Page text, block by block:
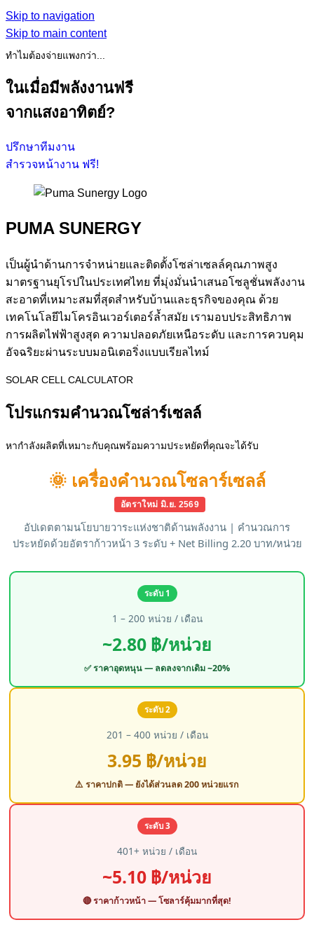
Skip to navigation
Skip to main content
ทำไมต้องจ่ายแพงกว่า...
ในเมื่อมีพลังงานฟรี
จากแสงอาทิตย์?
ปรึกษาทีมงาน
สำรวจหน้างาน ฟรี!
PUMA SUNERGY
เป็นผู้นำด้านการจำหน่ายและติดตั้งโซล่าเซลล์คุณภาพสูง
มาตรฐานยุโรปในประเทศไทย ที่มุ่งมั่นนำเสนอโซลูชั่นพลังงาน
สะอาดที่เหมาะสมที่สุดสำหรับบ้านและธุรกิจของคุณ ด้วย
เทคโนโลยีไมโครอินเวอร์เตอร์ล้ำสมัย เรามอบประสิทธิภาพ
การผลิตไฟฟ้าสูงสุด ความปลอดภัยเหนือระดับ และการควบคุม
อัจฉริยะผ่านระบบมอนิเตอริ่งแบบเรียลไทม์
SOLAR CELL CALCULATOR
โปรแกรมคำนวณโซล่าร์เซลล์
หากำลังผลิตที่เหมาะกับคุณพร้อมความประหยัดที่คุณจะได้รับ
🌞 เครื่องคำนวณโซลาร์เซลล์
อัตราใหม่ มิ.ย. 2569
อัปเดตตามนโยบายวาระแห่งชาติด้านพลังงาน | คำนวณการ
ประหยัดด้วยอัตราก้าวหน้า 3 ระดับ + Net Billing 2.20 บาท/หน่วย
ระดับ 1
1 – 200 หน่วย / เดือน
~2.80 ฿/หน่วย
✅ ราคาอุดหนุน — ลดลงจากเดิม ~20%
ระดับ 2
201 – 400 หน่วย / เดือน
3.95 ฿/หน่วย
⚠️ ราคาปกติ — ยังได้ส่วนลด 200 หน่วยแรก
ระดับ 3
401+ หน่วย / เดือน
~5.10 ฿/หน่วย
🔴 ราคาก้าวหน้า — โซลาร์คุ้มมากที่สุด!